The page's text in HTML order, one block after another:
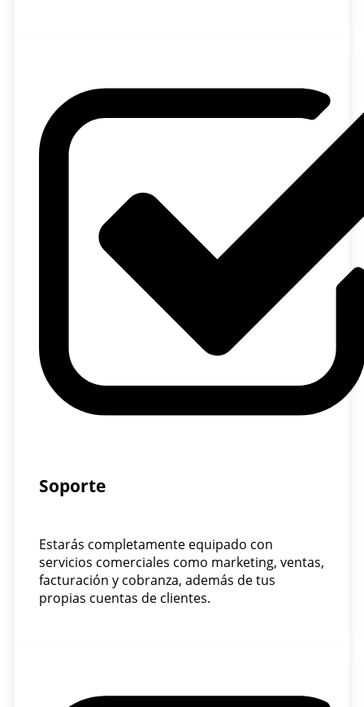
Soporte
Estarás completamente equipado con
servicios comerciales como marketing, ventas,
facturación y cobranza, además de tus
propias cuentas de clientes.